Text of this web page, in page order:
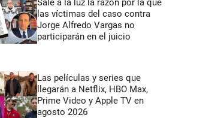
Sale a la luz la razón por la que
las víctimas del caso contra
Jorge Alfredo Vargas no
participarán en el juicio
Las películas y series que
llegarán a Netflix, HBO Max,
Prime Video y Apple TV en
agosto 2026